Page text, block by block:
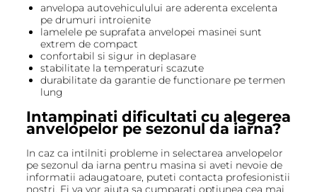
anvelopa autovehiculului are aderenta excelenta
pe drumuri introienite
lamelele pe suprafata anvelopei masinei sunt
extrem de compact
confortabil si sigur in deplasare
stabilitate la temperaturi scazute
durabilitate da garantie de functionare pe termen
lung
Intampinati dificultati cu alegerea
anvelopelor pe sezonul da iarna?
In caz ca intilniti probleme in selectarea anvelopelor
pe sezonul da iarna pentru masina si aveti nevoie de
informatii adaugatoare, puteti contacta profesionistii
nostri. Ei va vor ajuta sa cumparati optiunea cea mai